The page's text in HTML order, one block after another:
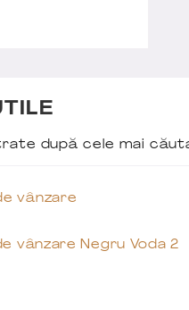
după cele mai
vânzare
vânzare Negru Voda 2